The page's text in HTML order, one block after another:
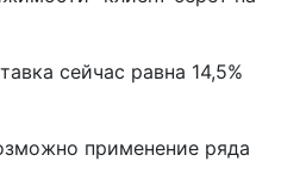
сейчас равна 14,5%
применение ряда